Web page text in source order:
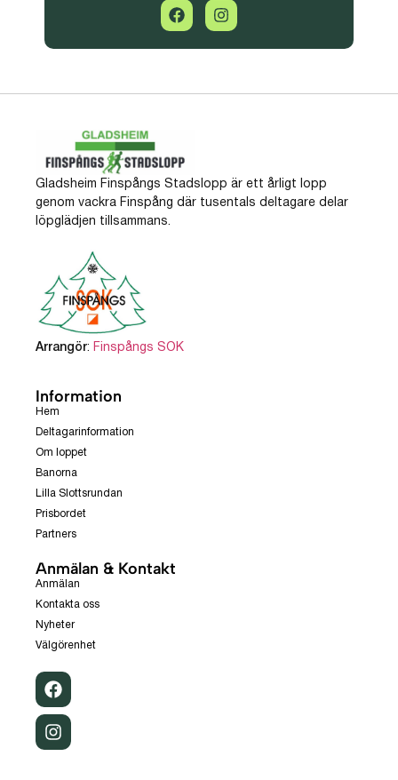
Gladsheim Finspångs Stadslopp är ett årligt lopp
genom vackra Finspång där tusentals deltagare delar
löpglädjen tillsammans.
Arrangör: Finspångs SOK
Information
Hem
Deltagarinformation
Om loppet
Banorna
Lilla Slottsrundan
Prisbordet
Partners
Anmälan & Kontakt
Anmälan
Kontakta oss
Nyheter
Välgörenhet